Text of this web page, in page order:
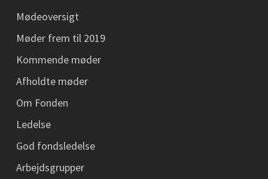
Mødeoversigt
Møder frem til 2019
Kommende møder
Afholdte møder
Om Fonden
Ledelse
God fondsledelse
Arbejdsgrupper